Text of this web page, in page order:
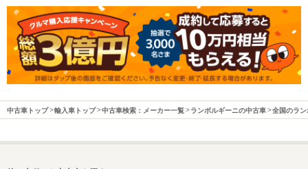
中古車トップ 輸入車トップ 中古車検索：メーカー一覧 ランボルギーニの中古車 全国のラ